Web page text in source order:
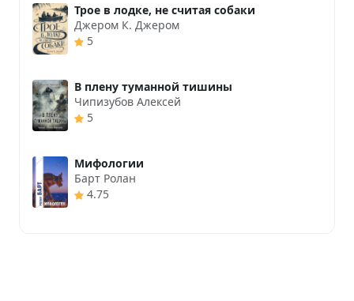
Трое в лодке, не считая собаки
Джером К. Джером
5
В плену туманной тишины
Чипизубов Алексей
5
Мифологии
Барт Ролан
4.75